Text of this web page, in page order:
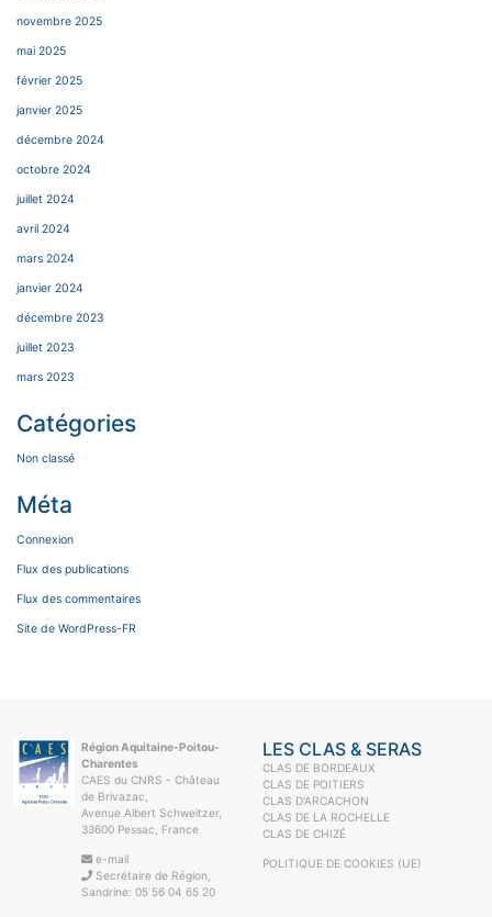
novembre 2025
mai 2025
février 2025
janvier 2025
décembre 2024
octobre 2024
juillet 2024
avril 2024
mars 2024
janvier 2024
décembre 2023
juillet 2023
mars 2023
Catégories
Non classé
Méta
Connexion
Flux des publications
Flux des commentaires
Site de WordPress-FR
Région Aquitaine-Poitou-
Charentes
CAES du CNRS - Château
de Brivazac,
Avenue Albert Schweitzer,
33600 Pessac, France
e-mail
Secrétaire de Région,
Sandrine: 05 56 04 65 20
LES CLAS & SERAS
CLAS DE BORDEAUX
CLAS DE POITIERS
CLAS D'ARCACHON
CLAS DE LA ROCHELLE
CLAS DE CHIZÉ
POLITIQUE DE COOKIES (UE)